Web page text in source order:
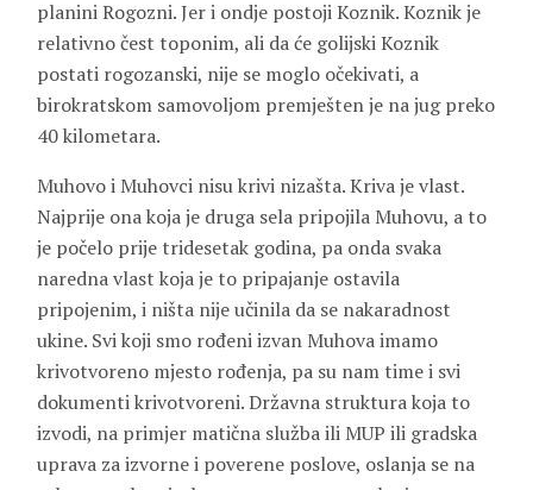
planini Rogozni. Jer i ondje postoji Koznik. Koznik je
relativno čest toponim, ali da će golijski Koznik
postati rogozanski, nije se moglo očekivati, a
birokratskom samovoljom premješten je na jug preko
40 kilometara.
Muhovo i Muhovci nisu krivi nizašta. Kriva je vlast.
Najprije ona koja je druga sela pripojila Muhovu, a to
je počelo prije tridesetak godina, pa onda svaka
naredna vlast koja je to pripajanje ostavila
pripojenim, i ništa nije učinila da se nakaradnost
ukine. Svi koji smo rođeni izvan Muhova imamo
krivotvoreno mjesto rođenja, pa su nam time i svi
dokumenti krivotvoreni. Državna struktura koja to
izvodi, na primjer matična služba ili MUP ili gradska
uprava za izvorne i poverene poslove, oslanja se na